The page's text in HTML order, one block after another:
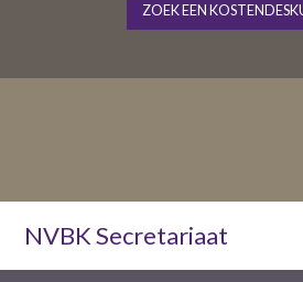
ZOEK EEN
NVBK Secretariaat